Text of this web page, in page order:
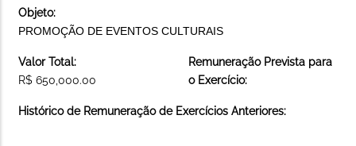
Objeto:
PROMOÇÃO DE EVENTOS CULTURAIS
Valor Total:
R$ 650,000.00
Remuneração Prevista para
o Exercício:
Histórico de Remuneração de Exercícios Anteriores: